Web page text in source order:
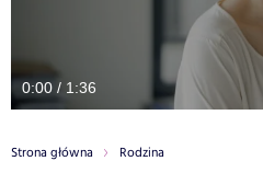
0:00 / 1:36
Strona główna Rodzina